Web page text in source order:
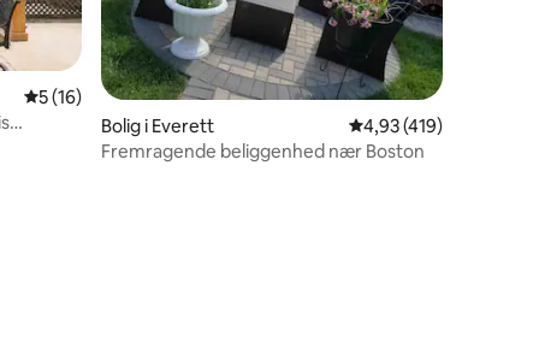
5 ud af 5 i gennemsnitlig bedømmelse, 16 omtaler
5 (16)
Bolig i Everett 4,93 ud af 5 i
4,93 (419)
Fremragende beliggenhed nær Boston